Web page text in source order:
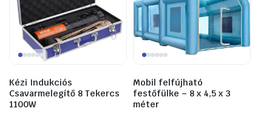
Kézi Indukciós
Csavarmelegítő 8 Tekercs
1100W
Mobil felfújható
festőfülke – 8 x 4,5 x 3
méter